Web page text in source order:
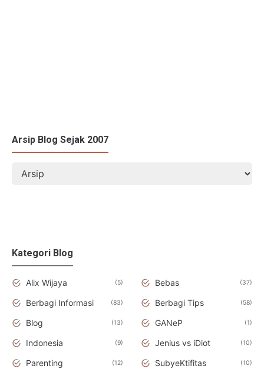
Arsip Blog Sejak 2007
Kategori Blog
Alix Wijaya 5 Bebas 37
Berbagi Informasi 83 Berbagi Tips 58
Blog 13 GANeP 1
Indonesia 9 Jenius vs iDiot 10
Parenting 12 SubyeKtifitas 10